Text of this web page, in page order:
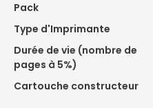
Pack
Type d'Imprimante
Durée de vie (nombre de
pages à 5%)
Cartouche constructeur